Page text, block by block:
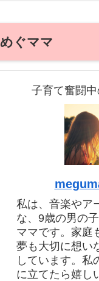
めぐママ
子育て奮闘
私は、音楽やア
な、9歳の男の
ママです。家庭
夢も大切に想い
しています。私
に立てたら嬉し